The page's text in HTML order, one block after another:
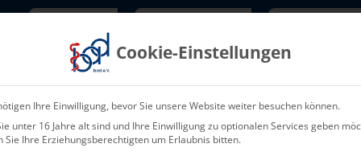
Über uns Aktuelles & Presse
Cookie-Einstellungen
Ihre Einwilligung, bevor Sie unsere Website weiter besuchen können.
unter 16 Jahre alt sind und Ihre Einwilligung zu optionalen Services geben
Sie Ihre Erziehungsberechtigten um Erlaubnis bitten.